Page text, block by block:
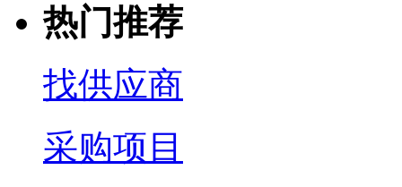
热门推荐
找供应商
采购项目